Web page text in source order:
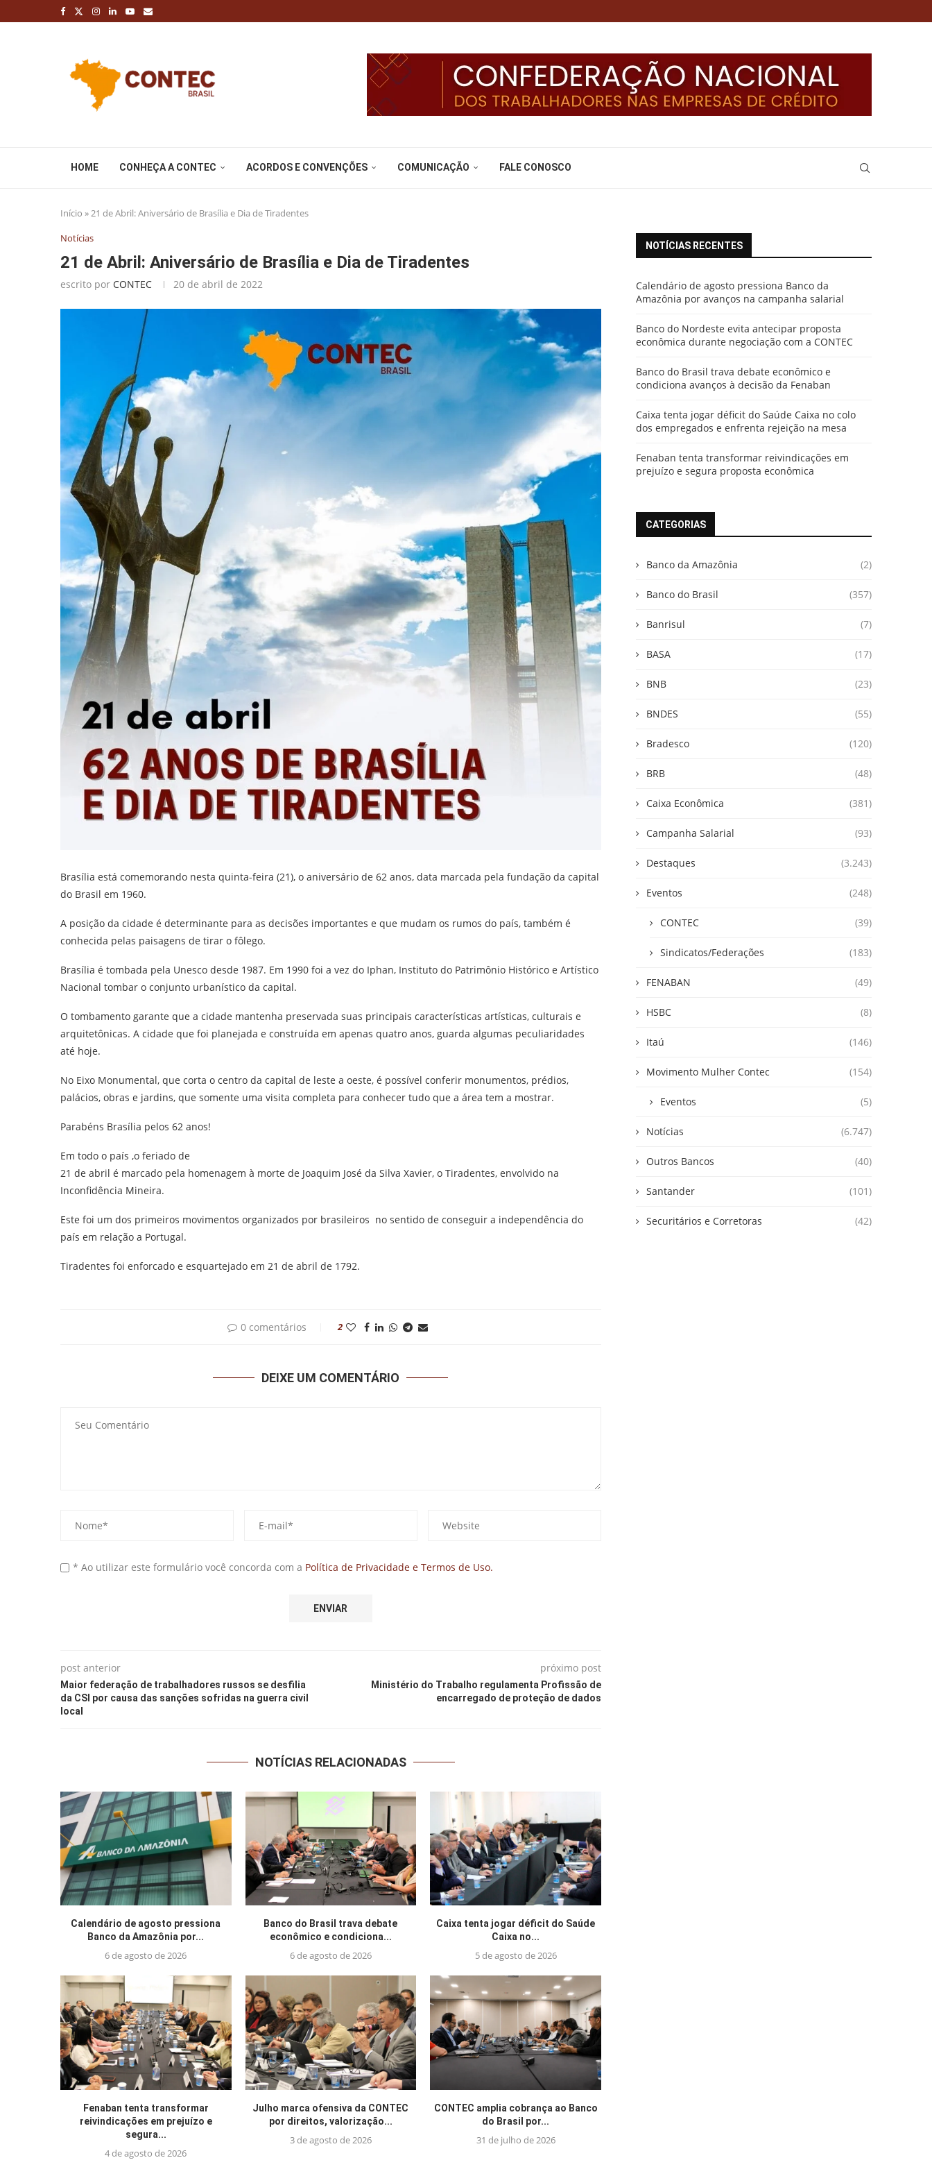
HOME CONHEÇA A CONTEC ACORDOS E CONVENÇÕES COMUNICAÇÃO FALE CONOSCO
Início »21 de Abril: Aniversário de Brasília e Dia de Tiradentes
Notícias
21 de Abril: Aniversário de Brasília e Dia de Tiradentes
escrito por CONTEC 20 de abril de 2022
Brasília está comemorando nesta quinta-feira (21), o aniversário de 62 anos, data marcada pela fundação da capital
do Brasil em 1960.
A posição da cidade é determinante para as decisões importantes e que mudam os rumos do país, também é
conhecida pelas paisagens de tirar o fôlego.
Brasília é tombada pela Unesco desde 1987. Em 1990 foi a vez do Iphan, Instituto do Patrimônio Histórico e Artístico
Nacional tombar o conjunto urbanístico da capital.
O tombamento garante que a cidade mantenha preservada suas principais características artísticas, culturais e
arquitetônicas. A cidade que foi planejada e construída em apenas quatro anos, guarda algumas peculiaridades
até hoje.
No Eixo Monumental, que corta o centro da capital de leste a oeste, é possível conferir monumentos, prédios,
palácios, obras e jardins, que somente uma visita completa para conhecer tudo que a área tem a mostrar.
Parabéns Brasília pelos 62 anos!
Em todo o país ,o feriado de
21 de abril é marcado pela homenagem à morte de Joaquim José da Silva Xavier, o Tiradentes, envolvido na
Inconfidência Mineira.
Este foi um dos primeiros movimentos organizados por brasileiros no sentido de conseguir a independência do
país em relação a Portugal.
Tiradentes foi enforcado e esquartejado em 21 de abril de 1792.
0 comentários 2
DEIXE UM COMENTÁRIO
* Ao utilizar este formulário você concorda com a Política de Privacidade e Termos de Uso.
post anterior
Maior federação de trabalhadores russos se desfilia
da CSI por causa das sanções sofridas na guerra civil
local
próximo post
Ministério do Trabalho regulamenta Profissão de
encarregado de proteção de dados
NOTÍCIAS RELACIONADAS
Calendário de agosto pressiona
Banco da Amazônia por...
6 de agosto de 2026
Banco do Brasil trava debate
econômico e condiciona...
6 de agosto de 2026
Caixa tenta jogar déficit do Saúde
Caixa no...
5 de agosto de 2026
Fenaban tenta transformar
reivindicações em prejuízo e
segura...
4 de agosto de 2026
Julho marca ofensiva da CONTEC
por direitos, valorização...
3 de agosto de 2026
CONTEC amplia cobrança ao Banco
do Brasil por...
31 de julho de 2026
NOTÍCIAS RECENTES
Calendário de agosto pressiona Banco da
Amazônia por avanços na campanha salarial
Banco do Nordeste evita antecipar proposta
econômica durante negociação com a CONTEC
Banco do Brasil trava debate econômico e
condiciona avanços à decisão da Fenaban
Caixa tenta jogar déficit do Saúde Caixa no colo
dos empregados e enfrenta rejeição na mesa
Fenaban tenta transformar reivindicações em
prejuízo e segura proposta econômica
CATEGORIAS
Banco da Amazônia (2)
Banco do Brasil (357)
Banrisul (7)
BASA (17)
BNB (23)
BNDES (55)
Bradesco (120)
BRB (48)
Caixa Econômica (381)
Campanha Salarial (93)
Destaques (3.243)
Eventos (248)
CONTEC (39)
Sindicatos/Federações (183)
FENABAN (49)
HSBC (8)
Itaú (146)
Movimento Mulher Contec (154)
Eventos (5)
Notícias (6.747)
Outros Bancos (40)
Santander (101)
Securitários e Corretoras (42)